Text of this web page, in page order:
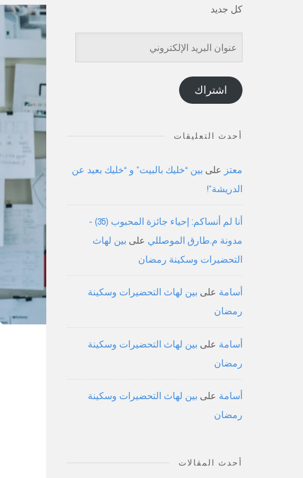
كل جديد
عنوان
البريد
الإلكتروني
اشتراك
أحدث التعليقات
معتز على بين “خليك بالبيت” و “خليك بعيد عن
الدريشة”!
أنا لم أنساكم: إحياء جائزة المحبوب (35) -
مدونة م.طارق الموصللي على بين لهاث
التحضيرات وسكينة رمضان
أسامة على بين لهاث التحضيرات وسكينة
رمضان
أسامة على بين لهاث التحضيرات وسكينة
رمضان
أسامة على بين لهاث التحضيرات وسكينة
رمضان
أحدث المقالات